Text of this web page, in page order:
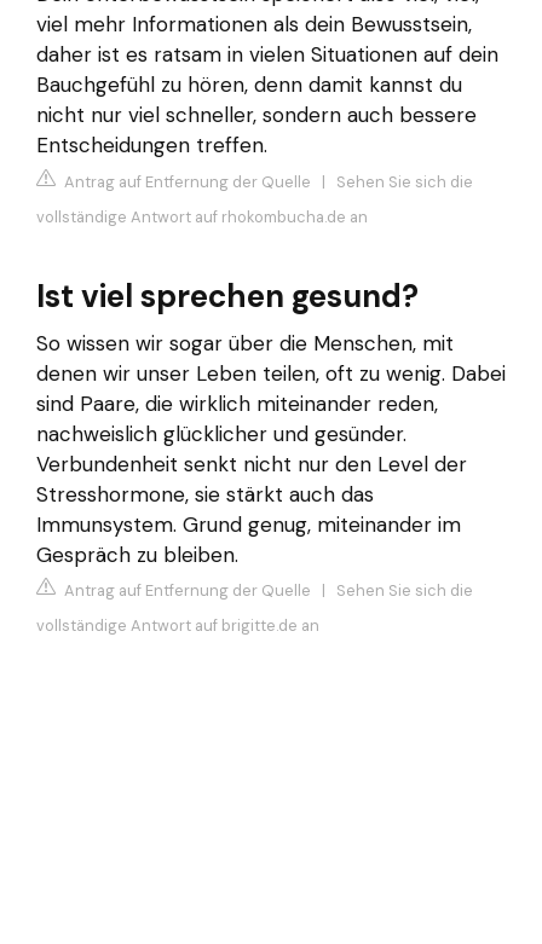
viel mehr Informationen als dein Bewusstsein,
daher ist es ratsam in vielen Situationen auf dein
Bauchgefühl zu hören, denn damit kannst du
nicht nur viel schneller, sondern auch bessere
Entscheidungen treffen.
Antrag auf Entfernung der Quelle | Sehen Sie sich die
vollständige Antwort auf rhokombucha.de an
Ist viel sprechen gesund?
So wissen wir sogar über die Menschen, mit
denen wir unser Leben teilen, oft zu wenig. Dabei
sind Paare, die wirklich miteinander reden,
nachweislich glücklicher und gesünder.
Verbundenheit senkt nicht nur den Level der
Stresshormone, sie stärkt auch das
Immunsystem. Grund genug, miteinander im
Gespräch zu bleiben.
Antrag auf Entfernung der Quelle | Sehen Sie sich die
vollständige Antwort auf brigitte.de an